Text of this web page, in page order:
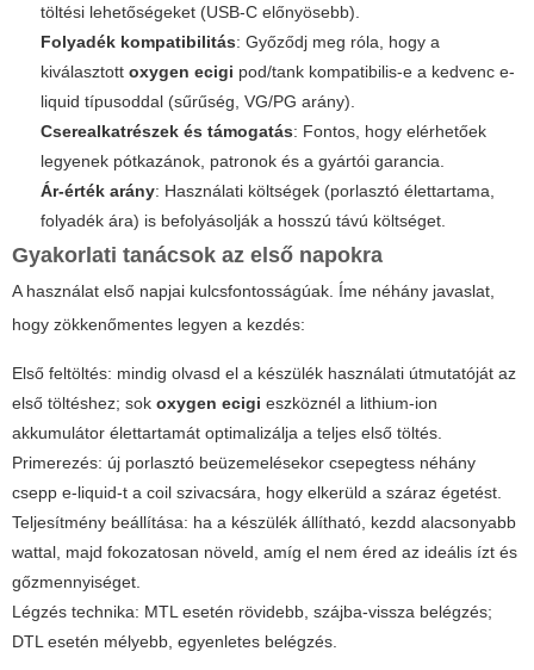
töltési lehetőségeket (USB-C előnyösebb).
Folyadék kompatibilitás: Győződj meg róla, hogy a
kiválasztott oxygen ecigi pod/tank kompatibilis-e a kedvenc e-
liquid típusoddal (sűrűség, VG/PG arány).
Cserealkatrészek és támogatás: Fontos, hogy elérhetőek
legyenek pótkazánok, patronok és a gyártói garancia.
Ár-érték arány: Használati költségek (porlasztó élettartama,
folyadék ára) is befolyásolják a hosszú távú költséget.
Gyakorlati tanácsok az első napokra
A használat első napjai kulcsfontosságúak. Íme néhány javaslat,
hogy zökkenőmentes legyen a kezdés:
Első feltöltés: mindig olvasd el a készülék használati útmutatóját az
első töltéshez; sok oxygen ecigi eszköznél a lithium-ion
akkumulátor élettartamát optimalizálja a teljes első töltés.
Primerezés: új porlasztó beüzemelésekor csepegtess néhány
csepp e-liquid-t a coil szivacsára, hogy elkerüld a száraz égetést.
Teljesítmény beállítása: ha a készülék állítható, kezdd alacsonyabb
wattal, majd fokozatosan növeld, amíg el nem éred az ideális ízt és
gőzmennyiséget.
Légzés technika: MTL esetén rövidebb, szájba-vissza belégzés;
DTL esetén mélyebb, egyenletes belégzés.